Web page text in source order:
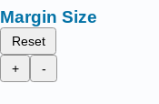
Margin Size
Reset
+
-